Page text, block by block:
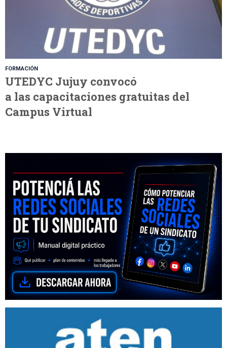
FORMACIÓN
UTEDYC Jujuy convocó
a las capacitaciones gratuitas del
Campus Virtual